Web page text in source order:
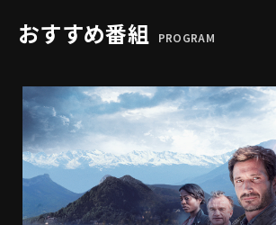
おすすめ番組 PROGRAM